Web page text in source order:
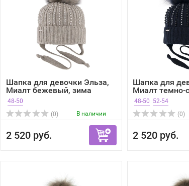
Шапка для девочки Эльза,
Миалт бежевый, зима
48-50
(0)
В наличии
2 520 руб.
Шапка для
Миалт темно-
48-50 52-54
(0)
2 520 руб.